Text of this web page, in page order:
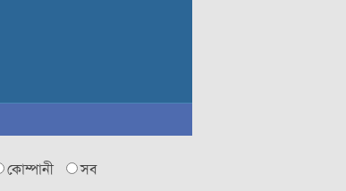
কোম্পানী সব